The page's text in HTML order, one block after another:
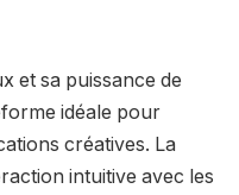
et sa puissance de
idéale pour
créatives. La
intuitive avec les